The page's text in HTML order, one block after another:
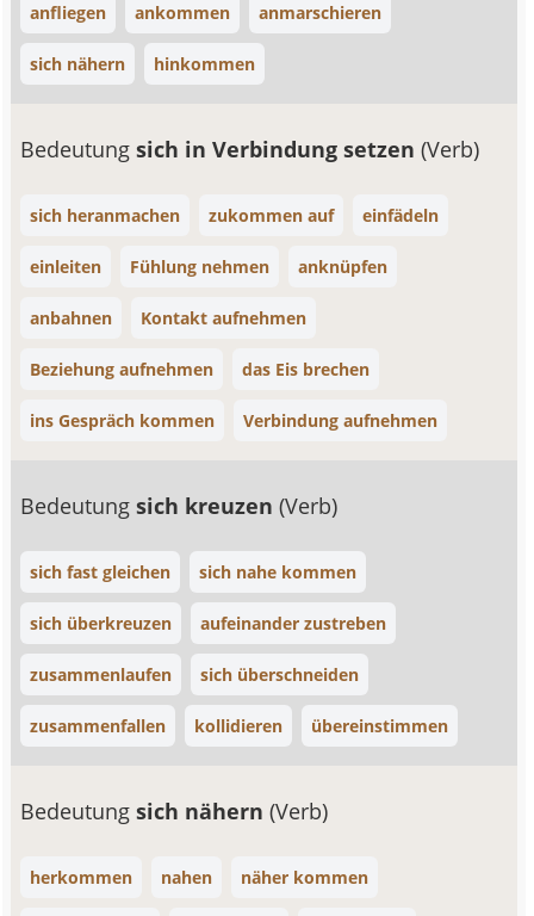
anfliegen ankommen anmarschieren
sich nähern hinkommen
Bedeutungsich in Verbindung setzen(Verb)
sich heranmachen zukommen auf einfädeln
einleiten Fühlung nehmen anknüpfen
anbahnen Kontakt aufnehmen
Beziehung aufnehmen das Eis brechen
ins Gespräch kommen Verbindung aufnehmen
Bedeutungsich kreuzen(Verb)
sich fast gleichen sich nahe kommen
sich überkreuzen aufeinander zustreben
zusammenlaufen sich überschneiden
zusammenfallen kollidieren übereinstimmen
Bedeutungsich nähern(Verb)
herkommen nahen näher kommen